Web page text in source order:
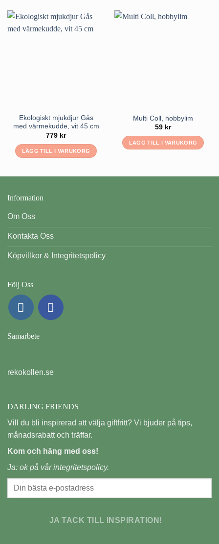
Ekologiskt mjukdjur Gås
med värmekudde, vit 45 cm
779 kr
LÄGG TILL I VARUKORG
Multi Coll, hobbylim
59 kr
LÄGG TILL I VARUKORG
Information
Om Oss
Kontakta Oss
Köpvillkor & Integritetspolicy
Följ Oss
Samarbete
rekokollen.se
DARLING FRIENDS
Vill du bli inspirerad att välja giftfritt? Vi bjuder på tips,
månadsrabatt och träffar.
Kom och häng med oss!
Ja: ok på vårintegritetspolicy.
JA TACK TILL INSPIRATION!